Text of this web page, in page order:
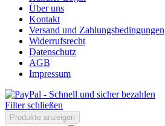
Über uns
Kontakt
Versand und Zahlungsbedingungen
Widerrufsrecht
Datenschutz
AGB
Impressum
Filter schließen
Produkte anzeigen